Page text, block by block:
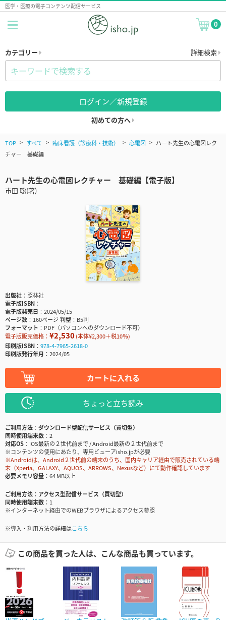
医学・医療の電子コンテンツ配信サービス
0
カテゴリー 詳細検索
ログイン／新規登録
初めての方へ
TOP すべて 臨床看護（診療科・技術） 心電図
ハート先生の心電図レク
チャー 基礎編
ハート先生の心電図レクチャー 基礎編【電子版】
市田 聡(著)
出版社
照林社
電子版ISBN
電子版発売日
2024/05/15
ページ数
160ページ判型
B5判
フォーマット
PDF（パソコンへのダウンロード不可）
電子版販売価格： ¥2,530(本体¥2,300＋税10％)
印刷版ISBN
978-4-7965-2618-0
印刷版発行年月
2024/05
カートに入れる
ちょっと立ち読み
ご利用方法
ダウンロード型配信サービス（買切型）
同時使用端末数
2
対応OS
iOS最新の２世代前まで / Android最新の２世代前まで
※コンテンツの使用にあたり、専用ビューアisho.jpが必要
※Androidは、Android２世代前の端末のうち、国内キャリア経由で販売されている端
末（Xperia、GALAXY、AQUOS、ARROWS、Nexusなど）にて動作確認しています
必要メモリ容量
64 MB以上
ご利用方法
アクセス型配信サービス（買切型）
同時使用端末数
1
※インターネット経由でのWEBブラウザによるアクセス参照
※導入・利用方法の詳細はこちら
この商品を買った人は、こんな商品も買っています。